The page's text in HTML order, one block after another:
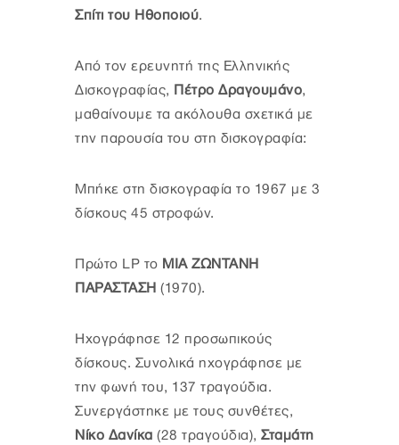
Σπίτι του Ηθοποιού.
Από τον ερευνητή της Ελληνικής
Δισκογραφίας, Πέτρο Δραγουμάνο,
μαθαίνουμε τα ακόλουθα σχετικά με
την παρουσία του στη δισκογραφία:
Μπήκε στη δισκογραφία το 1967 με 3
δίσκους 45 στροφών.
Πρώτο LP το ΜΙΑ ΖΩΝΤΑΝΗ
ΠΑΡΑΣΤΑΣΗ (1970).
Ηχογράφησε 12 προσωπικούς
δίσκους. Συνολικά ηχογράφησε με
την φωνή του, 137 τραγούδια.
Συνεργάστηκε με τους συνθέτες,
Νίκο Δανίκα (28 τραγούδια), Σταμάτη